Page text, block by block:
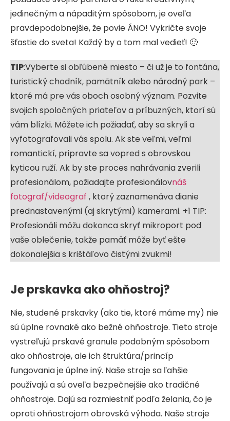
jedinečným a nápaditým spôsobom, je oveľa
pravdepodobnejšie, že povie ÁNO! Vykričte svoje
šťastie do sveta! Každý by o tom mal vedieť! 🙂
TIP:Vyberte si obľúbené miesto – či už je to fontána,
turistický chodník, pamätník alebo národný park –
ktoré má pre vás oboch osobný význam. Pozvite
svojich spoločných priateľov a príbuzných, ktorí sú
vám blízki. Môžete ich požiadať, aby sa skryli a
vyfotografovali vás spolu. Ak ste veľmi, veľmi
romantickí, pripravte sa vopred s obrovskou
kyticou ruží. Ak by ste proces nahrávania zverili
profesionálom, požiadajte profesionálovnáš
fotograf/videograf , ktorý zaznamenáva dianie
prednastavenými (aj skrytými) kamerami. +1 TIP:
Profesionáli môžu dokonca skryť mikroport pod
vaše oblečenie, takže pamäť môže byť ešte
dokonalejšia s krištáľovo čistými zvukmi!
Je prskavka ako ohňostroj?
Nie, studené prskavky (ako tie, ktoré máme my) nie
sú úplne rovnaké ako bežné ohňostroje. Tieto stroje
vystreľujú prskavé granule podobným spôsobom
ako ohňostroje, ale ich štruktúra/princíp
fungovania je úplne iný. Naše stroje sa ľahšie
používajú a sú oveľa bezpečnejšie ako tradičné
ohňostroje. Dajú sa rozmiestniť podľa želania, čo je
oproti ohňostrojom obrovská výhoda. Naše stroje